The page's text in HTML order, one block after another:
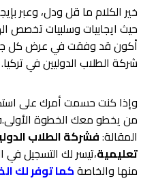
خير الكلام ما قل ودل، وعبر
حيث ايجابيات وسلبيات تخصص
أكون قد وفقت في عرض كل
شركة الطلاب الدوليين في تركيا.
وإذا كنت حسمت أمرك على
من يخطو معك الخطوة
المقالة:فشركة الطلاب
تعليمية،تيسر لك التسجيل في
منها والخاصةكما توفر لك